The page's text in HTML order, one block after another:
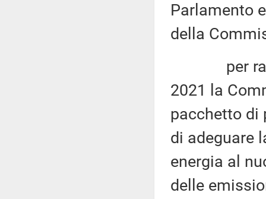
Parlamento
della
per
2021 la
pacchetto di
di adeguare
energia al
delle